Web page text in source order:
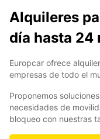
Alquileres
día hasta 24
Europcar ofrece
empresas de todo el
Proponemos
necesidades de
bloqueo con nuestras